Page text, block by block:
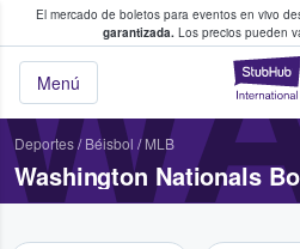
El mercado de boletos para eventos en vivo
garantizada. Los precios pueden
Menú
fans compran y
Deportes/ Béisbol / MLB
Washington Nationals